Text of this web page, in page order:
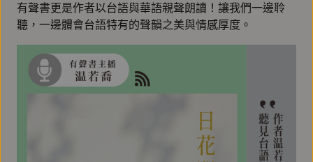
有聲書更是作者以台語與華語親聲朗讀！讓我們一邊聆
聽，一邊體會台語特有的聲韻之美與情感厚度。